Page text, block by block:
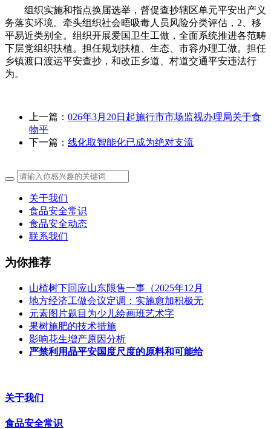
组织实施和指点换届选举，督促查抄辖区单元平安出产义
务落实环境。牵头组织社会晤吸毒人员风险分类评估，2、移
平易近类别全。组织开展爱国卫生工做，全面系统推进各范畴
下层党组织扶植。担任规划扶植、生态、市容办理工做。担任
乡镇渡口渡运平安查抄，和改正乡道、村道交通平安违法行
为。
上一篇： 026年3月20日起施行市市场监视办理局关于食
物平
下一篇： 线化取智能化已成为绝对支流
关于我们
食品安全常识
食品安全动态
联系我们
为你推荐
山楂树下回应山东限售一事（2025年12月
地方经济工做会议定调：实施愈加积极无
元素图片题目为少儿绘画班艺术字
果树施肥的技术措施
影响花生增产原因分析
严禁利用品平安国度尺度的原料和可能给
关于我们
食品安全常识